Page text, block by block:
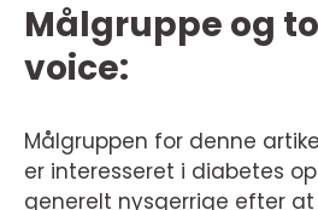
Målgruppe og
voice:
Målgruppen for denne
er interesseret i diabetes
generelt nysgerrige efter